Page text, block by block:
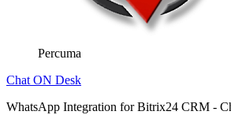
Percuma
Chat ON Desk
WhatsApp Integration for Bitrix24 CRM -